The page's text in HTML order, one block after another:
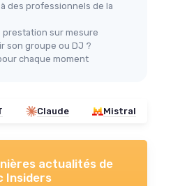
des professionnels de la
prestation sur mesure
son groupe ou DJ ?
chaque moment
Claude Mistral
actualités de
Insiders